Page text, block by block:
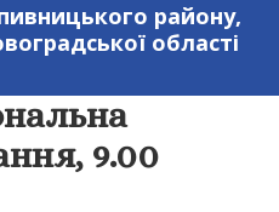
району,
області
9.00